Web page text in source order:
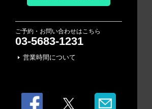
ご予約・お問い合わせはこちら
03-5683-1231
営業時間について